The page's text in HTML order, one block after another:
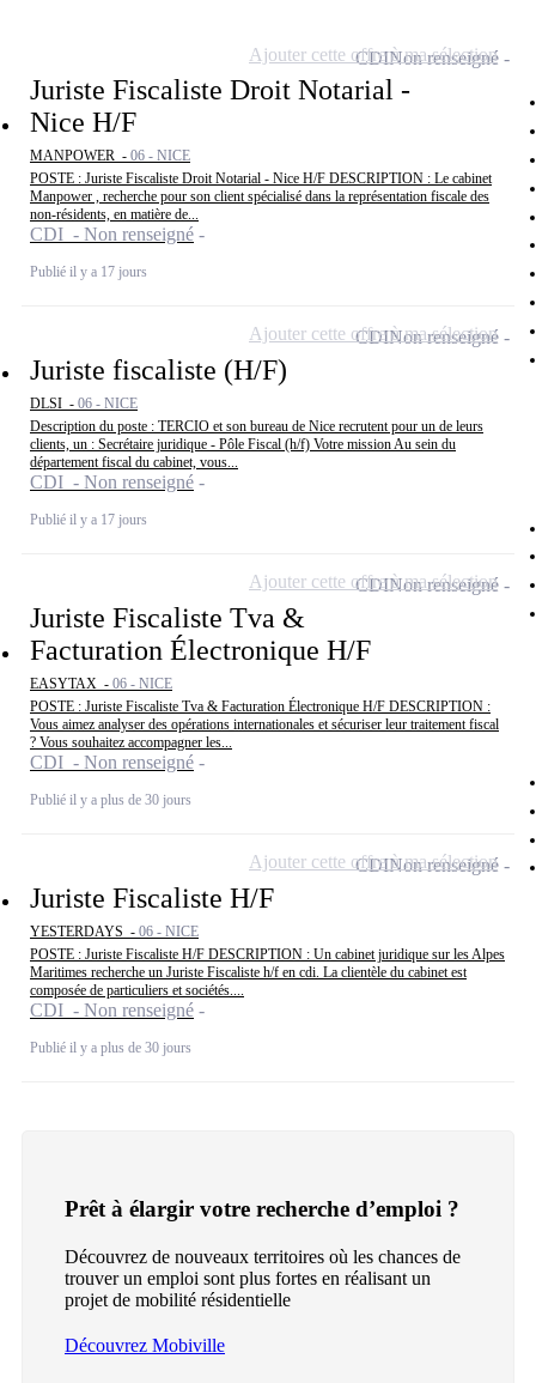
Juriste Fiscaliste Droit Notarial -
Nice H/F
MANPOWER - 06 - NICE
POSTE : Juriste Fiscaliste Droit Notarial - Nice H/F DESCRIPTION : Le cabinet
Manpower , recherche pour son client spécialisé dans la représentation fiscale des
non-résidents, en matière de...
CDI - Non renseigné
Publié il y a 17 jours
CDINon renseigné
Ajouter cette offre à ma sélection
Juriste fiscaliste (H/F)
DLSI - 06 - NICE
Description du poste : TERCIO et son bureau de Nice recrutent pour un de leurs
clients, un : Secrétaire juridique - Pôle Fiscal (h/f) Votre mission Au sein du
département fiscal du cabinet, vous...
CDI - Non renseigné
Publié il y a 17 jours
CDINon renseigné
Ajouter cette offre à ma sélection
Juriste Fiscaliste Tva &
Facturation Électronique H/F
EASYTAX - 06 - NICE
POSTE : Juriste Fiscaliste Tva & Facturation Électronique H/F DESCRIPTION :
Vous aimez analyser des opérations internationales et sécuriser leur traitement fiscal
? Vous souhaitez accompagner les...
CDI - Non renseigné
Publié il y a plus de 30 jours
CDINon renseigné
Ajouter cette offre à ma sélection
Juriste Fiscaliste H/F
YESTERDAYS - 06 - NICE
POSTE : Juriste Fiscaliste H/F DESCRIPTION : Un cabinet juridique sur les Alpes
Maritimes recherche un Juriste Fiscaliste h/f en cdi. La clientèle du cabinet est
composée de particuliers et sociétés....
CDI - Non renseigné
Publié il y a plus de 30 jours
CDINon renseigné
Ajouter cette offre à ma sélection
Prêt à élargir votre recherche d’emploi ?
Découvrez de nouveaux territoires où les chances de
trouver un emploi sont plus fortes en réalisant un
projet de mobilité résidentielle
Découvrez Mobiville